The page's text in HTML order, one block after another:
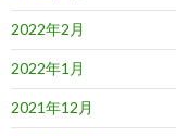
2022年2月
2022年1月
2021年12月